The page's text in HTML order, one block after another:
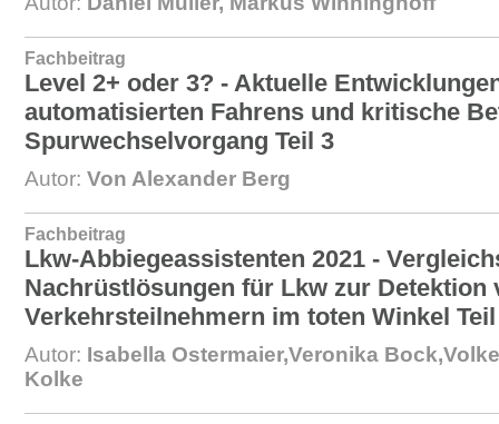
Fachbeitrag
Level 2+ oder 3? - Aktuelle
automatisierten Fahrens und kritische
Spurwechselvorgang Teil 3
Autor: Von Alexander Berg
Fachbeitrag
Lkw-Abbiegeassistenten 2021 -
Nachrüstlösungen für Lkw zur Detektion
Verkehrsteilnehmern im toten Winkel
Autor: Isabella Ostermaier,Veronika
Kolke